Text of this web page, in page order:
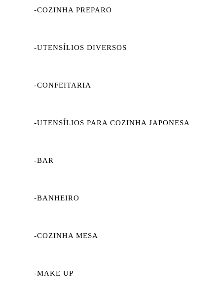
-COZINHA PREPARO
-UTENSÍLIOS DIVERSOS
-CONFEITARIA
-UTENSÍLIOS PARA COZINHA JAPONESA
-BAR
-BANHEIRO
-COZINHA MESA
-MAKE UP